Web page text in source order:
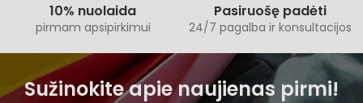
10% nuolaida
pirmam apsipirkimui
Pasiruošę padėti
24/7 pagalba ir konsultacijos
Sužinokite apie naujienas pirmi!